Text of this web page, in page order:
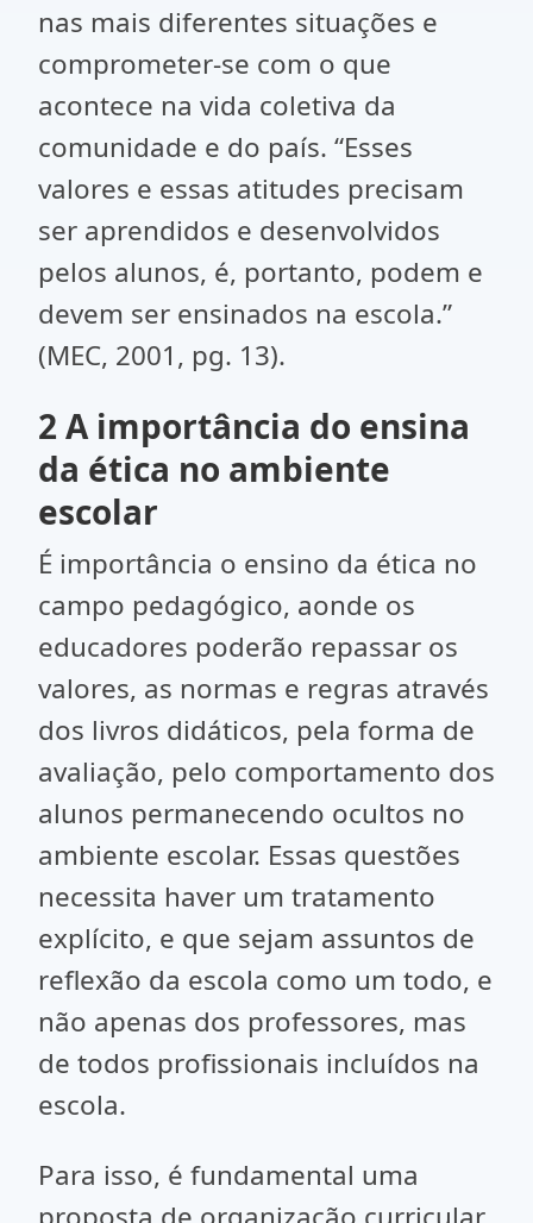
nas mais diferentes situações e
comprometer-se com o que
acontece na vida coletiva da
comunidade e do país. “Esses
valores e essas atitudes precisam
ser aprendidos e desenvolvidos
pelos alunos, é, portanto, podem e
devem ser ensinados na escola.”
(MEC, 2001, pg. 13).
2 A importância do ensina
da ética no ambiente
escolar
É importância o ensino da ética no
campo pedagógico, aonde os
educadores poderão repassar os
valores, as normas e regras através
dos livros didáticos, pela forma de
avaliação, pelo comportamento dos
alunos permanecendo ocultos no
ambiente escolar. Essas questões
necessita haver um tratamento
explícito, e que sejam assuntos de
reflexão da escola como um todo, e
não apenas dos professores, mas
de todos profissionais incluídos na
escola.
Para isso, é fundamental uma